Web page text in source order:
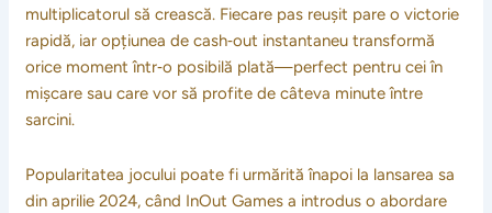
multiplicatorul să crească. Fiecare pas reușit pare o victorie
rapidă, iar opțiunea de cash‑out instantaneu transformă
orice moment într‑o posibilă plată—perfect pentru cei în
mișcare sau care vor să profite de câteva minute între
sarcini.
Popularitatea jocului poate fi urmărită înapoi la lansarea sa
din aprilie 2024, când InOut Games a introdus o abordare